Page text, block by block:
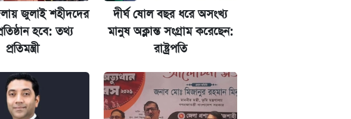
বন্ধ
জুলাই শহীদদের
হবে: তথ্য
প্রতিমন্ত্রী
দীর্ঘ ষোল বছর ধরে অসংখ্য
মানুষ অক্লান্ত সংগ্রাম করেছেন:
রাষ্ট্রপতি